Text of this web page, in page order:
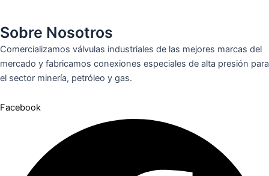
Sobre Nosotros
Comercializamos válvulas industriales de las mejores marcas del
mercado y fabricamos conexiones especiales de alta presión para
el sector minería, petróleo y gas.
Facebook